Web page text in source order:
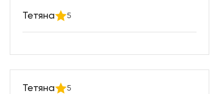
Тетяна 5
Тетяна 5